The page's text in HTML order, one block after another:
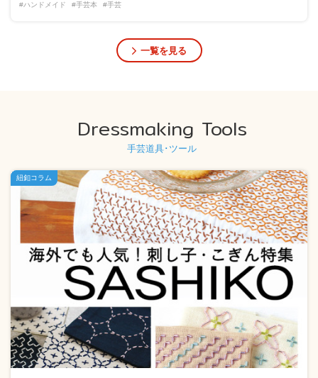
#ハンドメイド #手芸本 #手芸
一覧を見る
Dressmaking Tools
手芸道具･ツール
紐釦コラム